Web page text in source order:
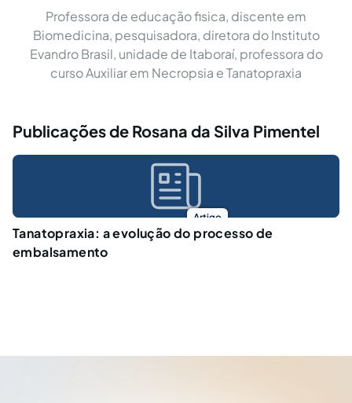
Professora de educação fisica, discente em
Biomedicina, pesquisadora, diretora do Instituto
Evandro Brasil, unidade de Itaboraí, professora do
curso Auxiliar em Necropsia e Tanatopraxia
Publicações de Rosana da Silva Pimentel
Artigo
Tanatopraxia: a evolução do processo de
embalsamento